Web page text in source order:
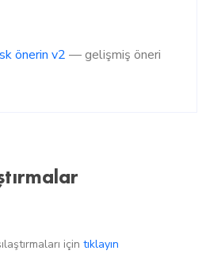
önerin v2 — gelişmiş öneri
için tıklayın